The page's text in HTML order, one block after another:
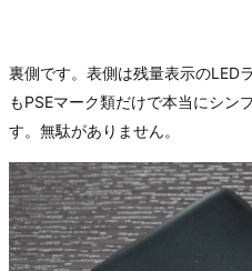
裏側です。表側は残量表示のLED
もPSEマーク類だけで本当にシン
す。無駄がありません。